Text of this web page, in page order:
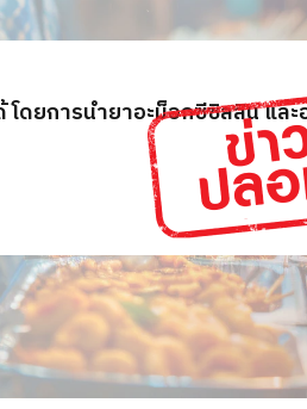
ดยการนำยาอะม็อกซีซิลลิน แล